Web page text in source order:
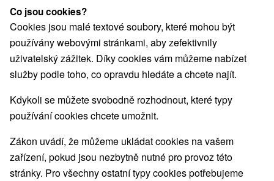
Navigovat do místa
vynikající 423 recenzí
Co jsou cookies?
Cookies jsou malé textové soubory, které mohou být
používány webovými stránkami, aby zefektivnily
uživatelský zážitek. Díky cookies vám můžeme nabízet
služby podle toho, co opravdu hledáte a chcete najít.
Kdykoli se můžete svobodně rozhodnout, které typy
používání cookies chcete umožnit.
Zákon uvádí, že můžeme ukládat cookies na vašem
zařízení, pokud jsou nezbytně nutné pro provoz této
stránky. Pro všechny ostatní typy cookies potřebujeme